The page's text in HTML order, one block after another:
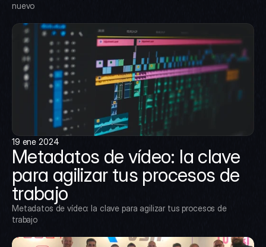
nuevo
19 ene 2024
Metadatos de vídeo: la clave
para agilizar tus procesos de
trabajo
Metadatos de vídeo: la clave para agilizar tus procesos de
trabajo